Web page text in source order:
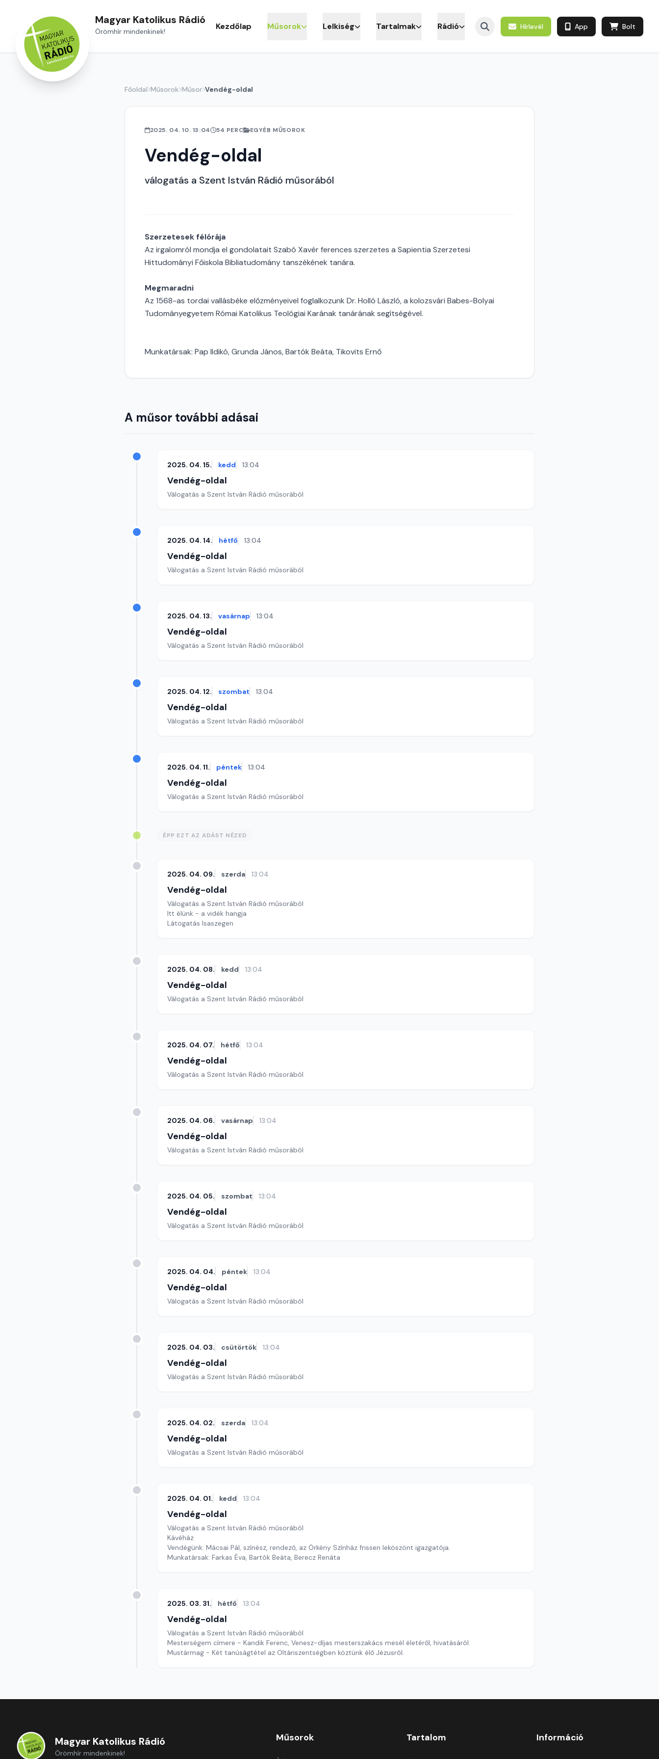
Magyar Katolikus Rádió
Örömhír mindenkinek! Kezdőlap Műsorok Lelkiség Tartalmak Rádió Hírlevél App Bolt
Főoldal Műsorok Műsor Vendég-oldal
2025. 04. 10. 13:04 54 PERC EGYÉB MŰSOROK
Vendég-oldal
válogatás a Szent István Rádió műsorából
Szerzetesek félórája
Az irgalomról mondja el gondolatait Szabó Xavér ferences szerzetes a Sapientia Szerzetesi
Hittudományi Főiskola Bibliatudomány tanszékének tanára.
Megmaradni
Az 1568-as tordai vallásbéke előzményeivel foglalkozunk Dr. Holló László, a kolozsvári Babes-Bolyai
Tudományegyetem Római Katolikus Teológiai Karának tanárának segítségével.
Munkatársak: Pap Ildikó, Grunda János, Bartók Beáta, Tikovits Ernő
A műsor további adásai
2025. 04. 15. kedd 13:04
Vendég-oldal
Válogatás a Szent István Rádió műsorából
2025. 04. 14. hétfő 13:04
Vendég-oldal
Válogatás a Szent István Rádió műsorából
2025. 04. 13. vasárnap 13:04
Vendég-oldal
Válogatás a Szent István Rádió műsorából
2025. 04. 12. szombat 13:04
Vendég-oldal
Válogatás a Szent István Rádió műsorából
2025. 04. 11. péntek 13:04
Vendég-oldal
Válogatás a Szent István Rádió műsorából
ÉPP EZT AZ ADÁST NÉZED
2025. 04. 09. szerda 13:04
Vendég-oldal
Válogatás a Szent István Rádió műsorából
Itt élünk - a vidék hangja
Látogatás Isaszegen
2025. 04. 08. kedd 13:04
Vendég-oldal
Válogatás a Szent István Rádió műsorából
2025. 04. 07. hétfő 13:04
Vendég-oldal
Válogatás a Szent István Rádió műsorából
2025. 04. 06. vasárnap 13:04
Vendég-oldal
Válogatás a Szent István Rádió műsorából
2025. 04. 05. szombat 13:04
Vendég-oldal
Válogatás a Szent István Rádió műsorából
2025. 04. 04. péntek 13:04
Vendég-oldal
Válogatás a Szent István Rádió műsorából
2025. 04. 03. csütörtök 13:04
Vendég-oldal
Válogatás a Szent István Rádió műsorából
2025. 04. 02. szerda 13:04
Vendég-oldal
Válogatás a Szent István Rádió műsorából
2025. 04. 01. kedd 13:04
Vendég-oldal
Válogatás a Szent István Rádió műsorából
Kávéház
Vendégünk: Mácsai Pál, színész, rendező, az Örkény Színház frissen leköszönt igazgatója.
Munkatársak: Farkas Éva, Bartók Beáta, Berecz Renáta
2025. 03. 31. hétfő 13:04
Vendég-oldal
Válogatás a Szent István Rádió műsorából
Mesterségem címere - Kandik Ferenc, Venesz-díjas mesterszakács mesél életéről, hivatásáról.
Mustármag - Két tanúságtétel az Oltáriszentségben köztünk élő Jézusról.
Magyar Katolikus Rádió
Örömhír mindenkinek!
Műsorok Tartalom Információ